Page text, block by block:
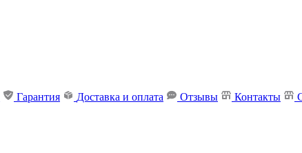
Гарантия Доставка и оплата Отзывы Контакты